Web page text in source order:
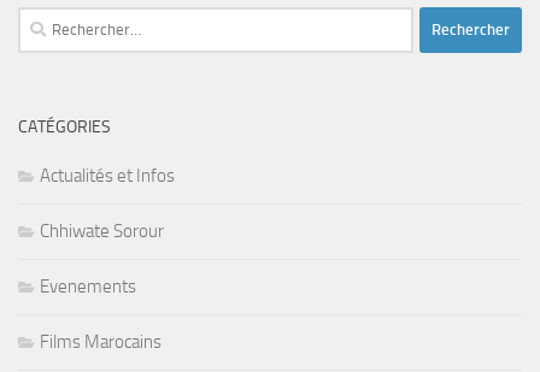
Rechercher :
CATÉGORIES
Actualités et Infos
Chhiwate Sorour
Evenements
Films Marocains